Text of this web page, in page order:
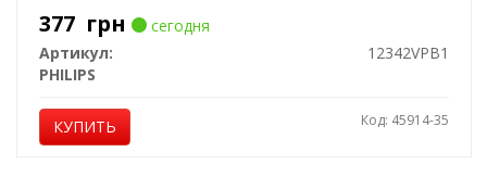
377 грн
сегодня
Артикул:
12342VPB1
PHILIPS
КУПИТЬ Код: 45914-35